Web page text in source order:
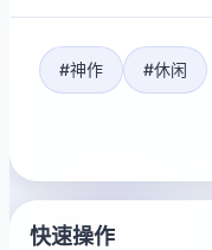
#神作 #休闲
快速操作